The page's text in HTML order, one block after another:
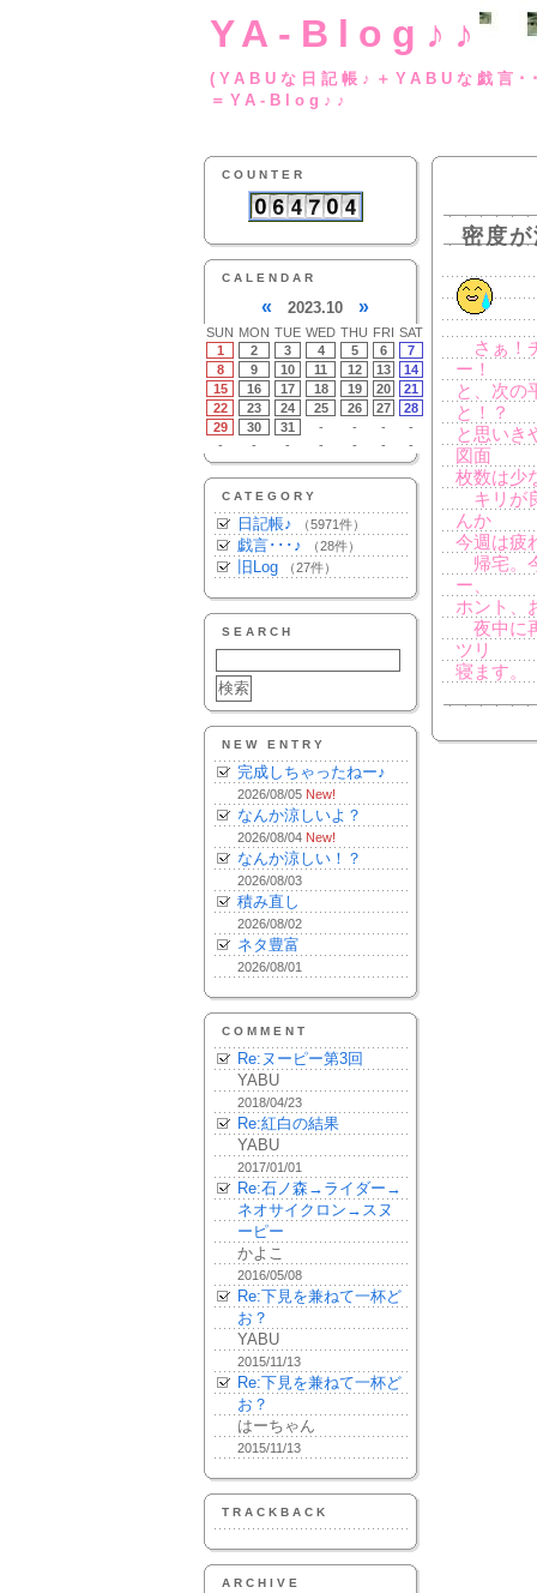
YA-Blog♪♪
(YABUな日記帳♪
＝YA-Blog♪♪
COUNTER
CALENDAR
« 2023.10 »
SUN MON TUE WED THU FRI SAT
1
2 3 4 5 6
7
8
9 10 11 12 13
14
15
16 17 18 19 20
21
22
23 24 25 26 27
28
29
30 31 - - -
-
-
- - - - - -
CATEGORY
日記帳♪ （5971件）
戯言･･･♪ （28件）
旧Log （27件）
SEARCH
NEW ENTRY
完成しちゃったねー♪
2026/08/05 New!
なんか涼しいよ？
2026/08/04 New!
なんか涼しい！？
2026/08/03
積み直し
2026/08/02
ネタ豊富
2026/08/01
COMMENT
Re:ヌーピー第3回
YABU
2018/04/23
Re:紅白の結果
YABU
2017/01/01
Re:石ノ森→ライダー→
ネオサイクロン→スヌ
ーピー
かよこ
2016/05/08
Re:下見を兼ねて一杯ど
お？
YABU
2015/11/13
Re:下見を兼ねて一杯ど
お？
はーちゃん
2015/11/13
TRACKBACK
ARCHIVE
密度
さぁ！
ー！
と、次の
と！？
と思いき
図面
枚数は少
キリが
んか
今週は疲
帰宅。
ー、
ホント、
夜中に
ツリ
寝ます。